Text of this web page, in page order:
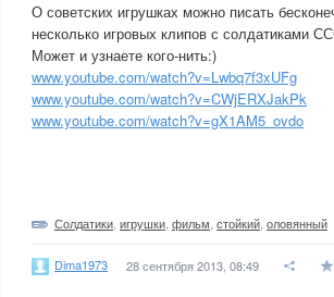
О советских игрушках можно писать
несколько игровых клипов с солдатиками
Может и узнаете кого-нить:)
www.youtube.com/watch?v=Lwbq7f3xUFg
www.youtube.com/watch?v=CWjERXJakPk
www.youtube.com/watch?v=gX1AM5_ovdo
Солдатики игрушки фильм стойкий оловянный
Dima1973 28 сентября 2013, 08:49